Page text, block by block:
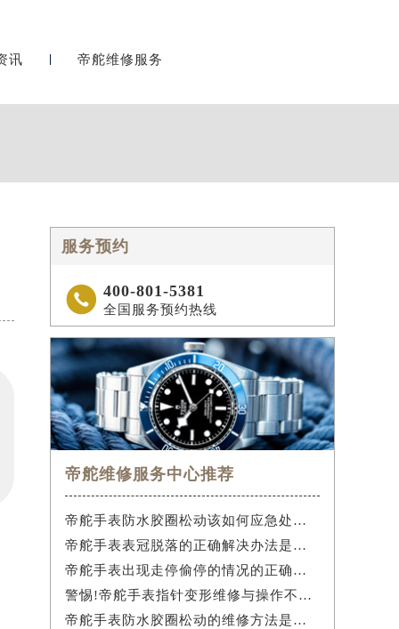
讯 帝舵维修服务
服务预约
 400-801-5381
全国服务预约热线
帝舵维修服务中心推荐
帝舵手表防水胶圈松动该如何应急处理？
帝舵手表表冠脱落的正确解决办法是什么？
帝舵手表出现走停偷停的情况的正确解决办法是什么？
警惕!帝舵手表指针变形维修与操作不当危害
帝舵手表防水胶圈松动的维修方法是什么？